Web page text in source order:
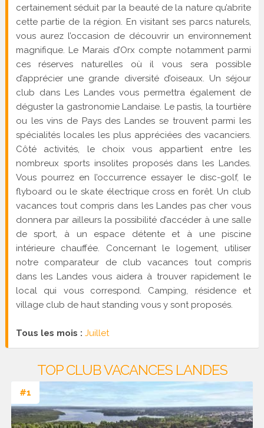
certainement séduit par la beauté de la nature qu’abrite
cette partie de la région. En visitant ses parcs naturels,
vous aurez l’occasion de découvrir un environnement
magnifique. Le Marais d’Orx compte notamment parmi
ces réserves naturelles où il vous sera possible
d’apprécier une grande diversité d’oiseaux. Un séjour
club dans Les Landes vous permettra également de
déguster la gastronomie Landaise. Le pastis, la tourtière
ou les vins de Pays des Landes se trouvent parmi les
spécialités locales les plus appréciées des vacanciers.
Côté activités, le choix vous appartient entre les
nombreux sports insolites proposés dans les Landes.
Vous pourrez en l’occurrence essayer le disc-golf, le
flyboard ou le skate électrique cross en forêt. Un club
vacances tout compris dans les Landes pas cher vous
donnera par ailleurs la possibilité d’accéder à une salle
de sport, à un espace détente et à une piscine
intérieure chauffée. Concernant le logement, utiliser
notre comparateur de club vacances tout compris
dans les Landes vous aidera à trouver rapidement le
local qui vous correspond. Camping, résidence et
village club de haut standing vous y sont proposés.
Tous les mois : Juillet
TOP CLUB VACANCES LANDES
#1